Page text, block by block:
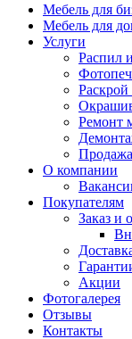
Мебель для
Мебель для
Услуги
Распил
Раскрой
Ремонт
О компании
Покупателям
Заказ и
Акции
Фотогалерея
Отзывы
Контакты